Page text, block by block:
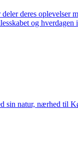
deres oplevelser
og hverdagen
sin natur, nærhed til